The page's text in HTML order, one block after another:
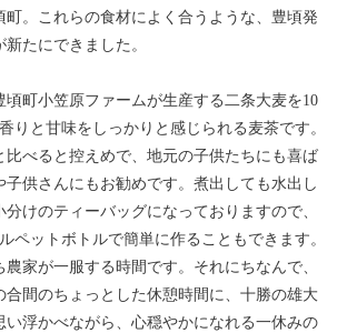
町。これらの食材によく合うような、豊頃発
たにできました。
頃町小笠原ファームが生産する二条大麦を10
りと甘味をしっかりと感じられる麦茶です。
比べると控えめで、地元の子供たちにも喜ば
子供さんにもお勧めです。煮出しても水出し
けのティーバッグになっておりますので、
ペットボトルで簡単に作ることもできます。
農家が一服する時間です。それにちなんで、
合間のちょっとした休憩時間に、十勝の雄大
い浮かべながら、心穏やかになれる一休みの